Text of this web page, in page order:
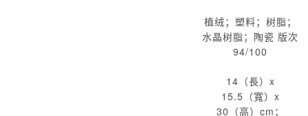
植绒；塑料；树脂；
水晶树脂；陶瓷 版次
94/100
14（長）x
15.5（寬）x
30（高）cm；